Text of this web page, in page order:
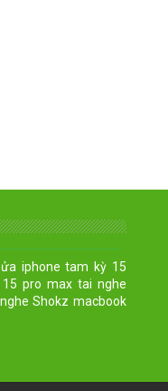
iphone tam kỳ 15
pro max tai nghe
Shokz macbook